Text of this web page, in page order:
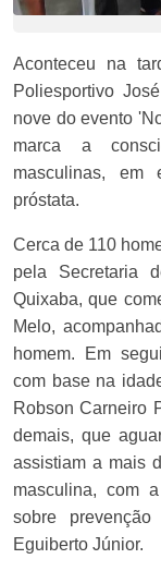
Aconteceu na
Poliesportivo
nove do evento
marca a
masculinas, em
próstata.
Cerca de 110
pela Secretaria
Quixaba, que
Melo,
homem. Em
com base na
Robson Carneiro
demais, que
assistiam a mais
masculina, com
sobre
Eguiberto Júnior.